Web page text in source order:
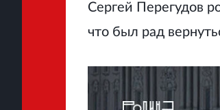
Сергей Перегудов
что был рад